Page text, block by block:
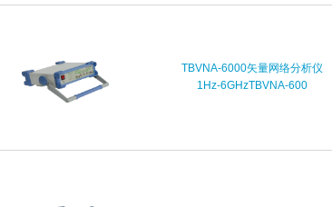
TBVNA-6000矢量网络分析仪
1Hz-6GHzTBVNA-600